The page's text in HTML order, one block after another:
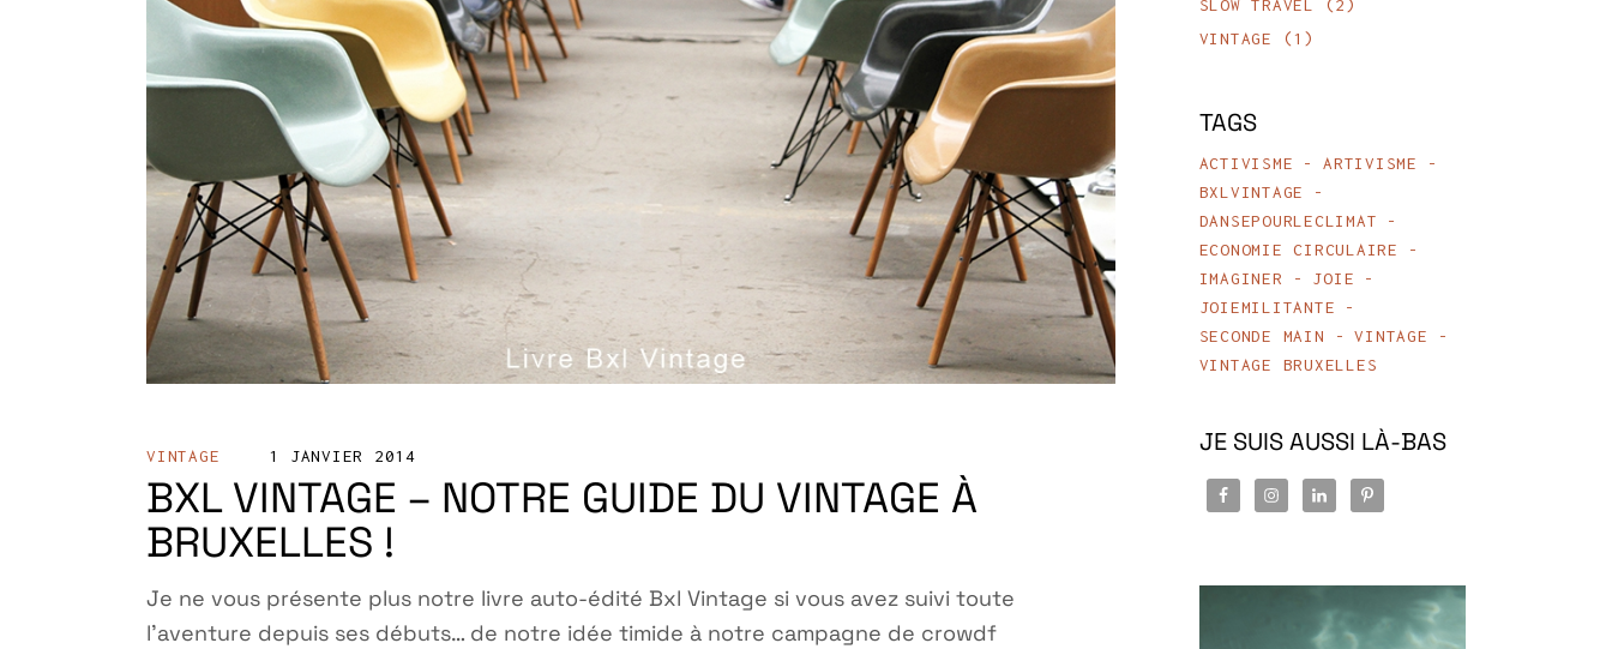
VINTAGE 1 JANVIER 2014
BXL VINTAGE – NOTRE GUIDE DU VINTAGE À
BRUXELLES !
Je ne vous présente plus notre livre auto-édité Bxl Vintage si vous avez suivi toute
l’aventure depuis ses débuts… de notre idée timide à notre campagne de crowdf
SLOW TRAVEL
(2)
VINTAGE
(1)
TAGS
ACTIVISME
ARTIVISME
BXLVINTAGE
DANSEPOURLECLIMAT
ECONOMIE CIRCULAIRE
IMAGINER
JOIE
JOIEMILITANTE
SECONDE MAIN
VINTAGE
VINTAGE BRUXELLES
JE SUIS AUSSI LÀ-BAS